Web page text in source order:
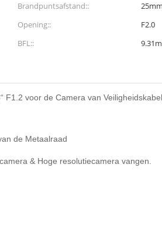
Brandpuntsafstand::
25mm
Opening::
F2.0
BFL::
voor de Camera van
de Metaalraad
& Hoge resolutiecamera vangen.